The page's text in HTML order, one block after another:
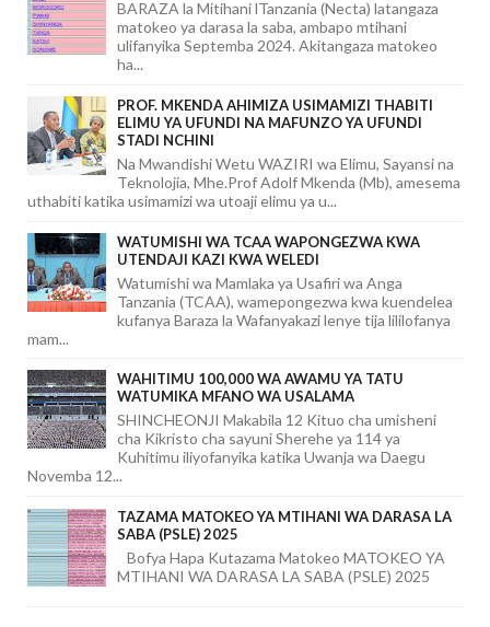
BARAZA la Mitihani lTanzania (Necta) latangaza
matokeo ya darasa la saba, ambapo mtihani
ulifanyika Septemba 2024. Akitangaza matokeo
ha...
PROF. MKENDA AHIMIZA USIMAMIZI THABITI
ELIMU YA UFUNDI NA MAFUNZO YA UFUNDI
STADI NCHINI
Na Mwandishi Wetu WAZIRI wa Elimu, Sayansi na
Teknolojia, Mhe.Prof Adolf Mkenda (Mb), amesema
uthabiti katika usimamizi wa utoaji elimu ya u...
WATUMISHI WA TCAA WAPONGEZWA KWA
UTENDAJI KAZI KWA WELEDI
Watumishi wa Mamlaka ya Usafiri wa Anga
Tanzania (TCAA), wamepongezwa kwa kuendelea
kufanya Baraza la Wafanyakazi lenye tija lililofanya
mam...
WAHITIMU 100,000 WA AWAMU YA TATU
WATUMIKA MFANO WA USALAMA
SHINCHEONJI Makabila 12 Kituo cha umisheni
cha Kikristo cha sayuni Sherehe ya 114 ya
Kuhitimu iliyofanyika katika Uwanja wa Daegu
Novemba 12...
TAZAMA MATOKEO YA MTIHANI WA DARASA LA
SABA (PSLE) 2025
Bofya Hapa Kutazama Matokeo MATOKEO YA
MTIHANI WA DARASA LA SABA (PSLE) 2025